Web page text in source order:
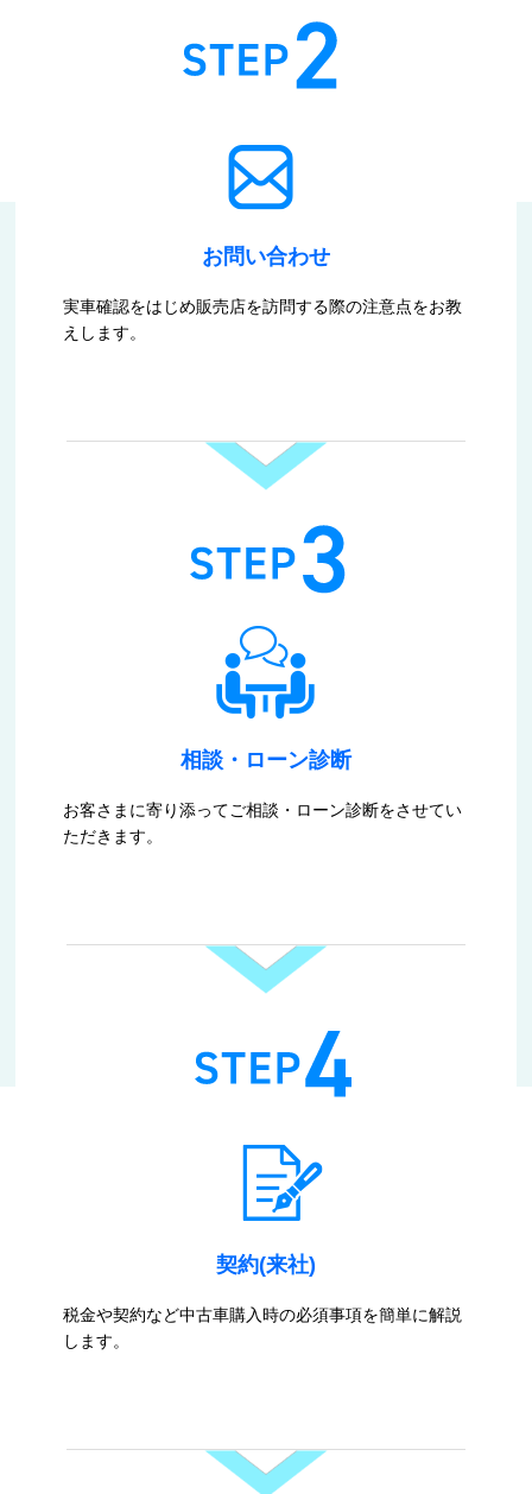
お問い合わせ
実車確認をはじめ販売店を訪問する際の注意点をお教
えします。
相談・ローン診断
お客さまに寄り添ってご相談・ローン診断をさせてい
ただきます。
契約(来社)
税金や契約など中古車購入時の必須事項を簡単に解説
します。